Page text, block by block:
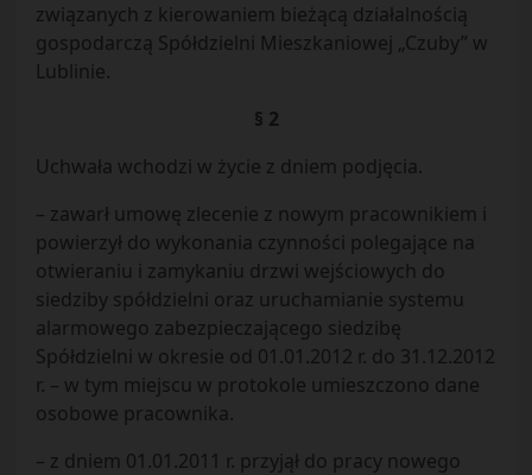
związanych z kierowaniem bieżącą działalnością
gospodarczą Spółdzielni Mieszkaniowej „Czuby” w
Lublinie.
§ 2
Uchwała wchodzi w życie z dniem podjęcia.
– zawarł umowę zlecenie z nowym pracownikiem i
powierzył do wykonania czynności polegające na
otwieraniu i zamykaniu drzwi wejściowych do
siedziby spółdzielni oraz uruchamianie systemu
alarmowego zabezpieczającego siedzibę
Spółdzielni w okresie od 01.01.2012 r. do 31.12.2012
r. – w tym miejscu w protokole umieszczono dane
osobowe pracownika.
– z dniem 01.01.2011 r. przyjął do pracy nowego